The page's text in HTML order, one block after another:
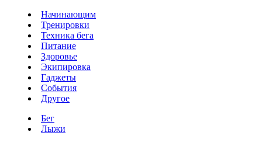
Начинающим
Тренировки
Техника бега
Питание
Здоровье
Экипировка
Гаджеты
События
Другое
Бег
Лыжи